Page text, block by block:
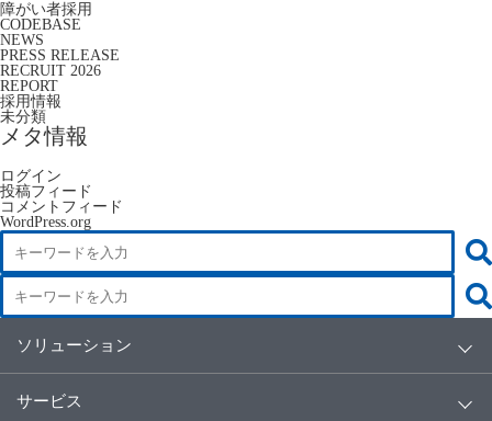
障がい者採用
CODEBASE
NEWS
PRESS RELEASE
RECRUIT 2026
REPORT
採用情報
未分類
メタ情報
ログイン
投稿フィード
コメントフィード
WordPress.org
ソリューション
サービス